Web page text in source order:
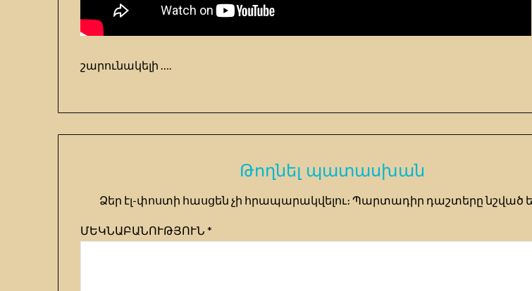
շարունակելի ….
Թողնել պատասխան
Ձեր էլ-փոստի հասցեն չի հրապարակվելու։ Պարտադիր դաշտերը նշված
ՄԵԿՆԱԲԱՆՈՒԹՅՈՒՆ*